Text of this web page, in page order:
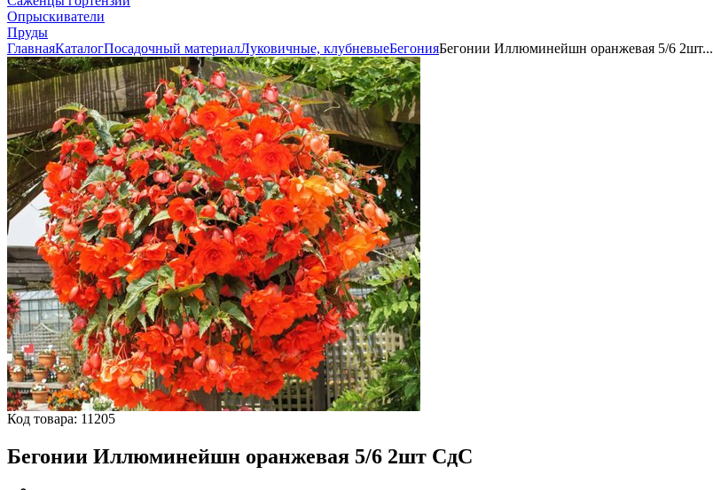
Опрыскиватели
Пруды
ГлавнаяКаталогПосадочный материалЛуковичные, клубневыеБегонияБегонии Иллюминейшн оранжевая 5/6 2шт...
Код товара: 11205
Бегонии Иллюминейшн оранжевая 5/6 2шт СдС